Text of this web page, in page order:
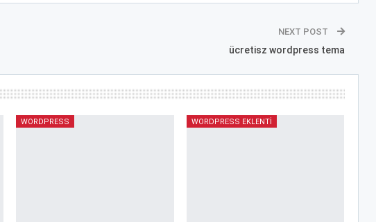
NEXT POST
ücretisz wordpress tema
WORDPRESS WORDPRESS EKLENTI